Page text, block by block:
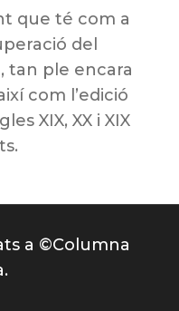
que té com a
del
tan ple encara
com l’edició
XIX, XX i XIX
a ©Columna